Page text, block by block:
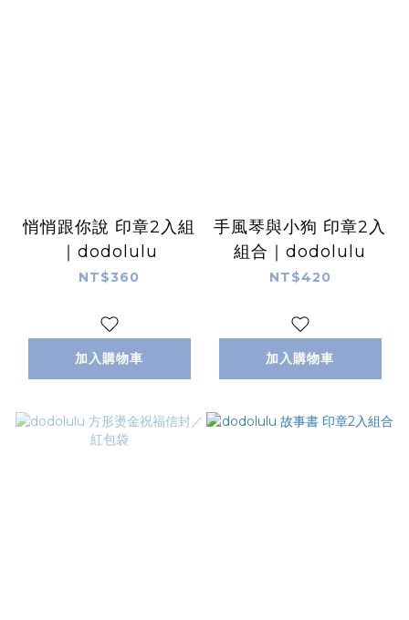
悄悄跟你說 印章2入組
｜dodolulu
NT$360
加入購物車
手風琴與小狗 印章2入
組合｜dodolulu
NT$420
加入購物車